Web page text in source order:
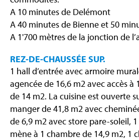
A 10 minutes de Delémont
A 40 minutes de Bienne et 50
A 1'700 mètres de la jonction de
REZ-DE-CHAUSSÉE SUP.
1 hall d’entrée avec armoire
agencée de 16,6 m2 avec accès à
de 14 m2. La cuisine est ouverte
manger de 41,8 m2 avec
de 6,9 m2 avec store pare-soleil,
mène à 1 chambre de 14,9 m2, 1